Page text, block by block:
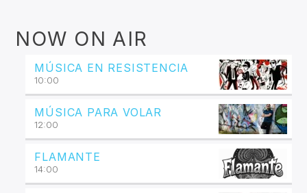
NOW ON AIR
MÚSICA EN RESISTENCIA
10:00
MÚSICA PARA VOLAR
12:00
FLAMANTE
14:00